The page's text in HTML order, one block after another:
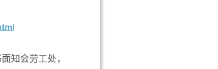
知会劳工处，